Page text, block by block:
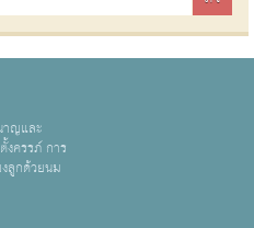
ญและ
ครรภ์ การ
ลูกด้วยนม